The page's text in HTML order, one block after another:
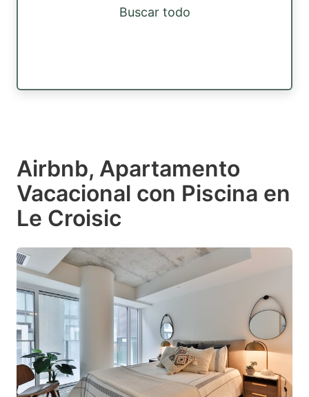
Buscar todo
Airbnb, Apartamento
Vacacional con Piscina en
Le Croisic